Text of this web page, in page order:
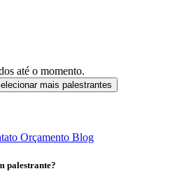
até o momento.
mais palestrantes
Orçamento Blog
palestrante?